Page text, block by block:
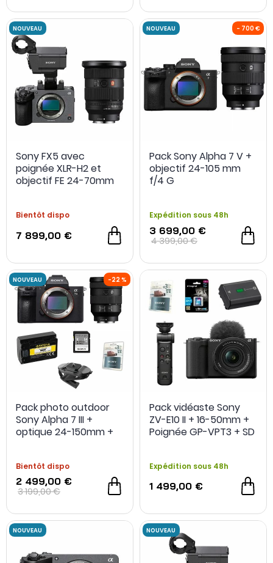
NOUVEAU
Sony FX5 avec
poignée XLR-H2 et
objectif FE 24-70mm
Bientôt dispo
7 899,00 € NOUVEAU
Pack Sony Alpha 7 V +
objectif 24-105 mm
f/4 G
Expédition sous 48h
3 699,00 €
4 399,00 €
NOUVEAU
Pack photo outdoor
Sony Alpha 7 III +
optique 24-150mm +
+ fixation sac à dos +
batterie
Bientôt dispo
2 499,00 €
3 199,00 €
Pack vidéaste Sony
ZV-E10 II + 16-50mm +
Poignée GP-VPT3 + SD
garantie
Expédition sous 48h
1 499,00 €